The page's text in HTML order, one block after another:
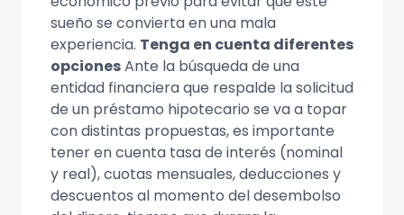
sueño se convierta en una mala
experiencia. Tenga en cuenta diferentes
opcionesAnte la búsqueda de una
entidad financiera que respalde la solicitud
de un préstamo hipotecario se va a topar
con distintas propuestas, es importante
tener en cuenta tasa de interés (nominal
y real), cuotas mensuales, deducciones y
descuentos al momento del desembolso